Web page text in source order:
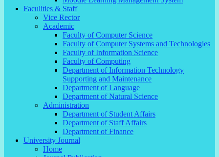
Faculities & Staff
Vice Rector
Academic
Faculty of Computer Science
Faculty of Computer Systems and Technologies
Faculty of Information Science
Faculty of Computing
Department of Information Technology
Supporting and Maintenance
Department of Language
Department of Natural Science
Administration
Department of Student Affairs
Department of Staff Affairs
Department of Finance
University Journal
Home